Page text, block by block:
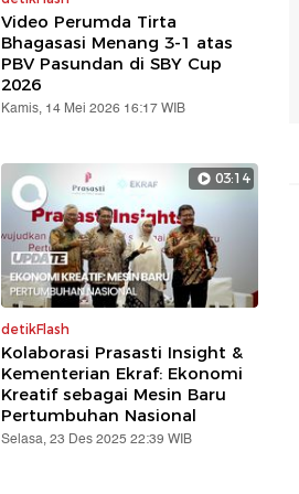
Video Perumda Tirta
Bhagasasi Menang 3-1 atas
PBV Pasundan di SBY Cup
2026
Kamis, 14 Mei 2026 16:17 WIB
03:14
detikFlash
Kolaborasi Prasasti Insight &
Kementerian Ekraf: Ekonomi
Kreatif sebagai Mesin Baru
Pertumbuhan Nasional
Selasa, 23 Des 2025 22:39 WIB